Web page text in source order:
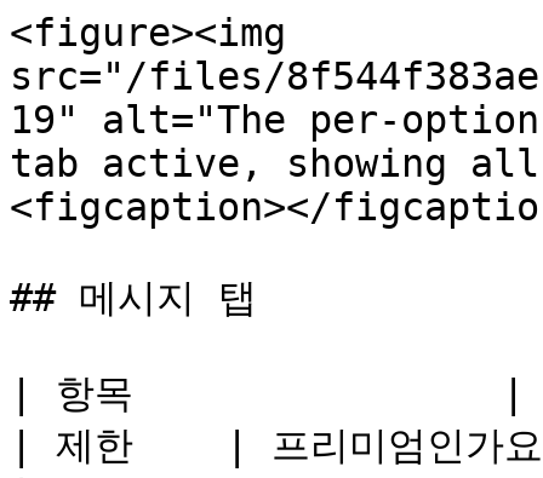
<figure><img
src="/files/
19" alt="The per-
tab active, showing
<figcaption></
## 메시지 탭
| 항목                |
| 제한    | 프리미엄인가